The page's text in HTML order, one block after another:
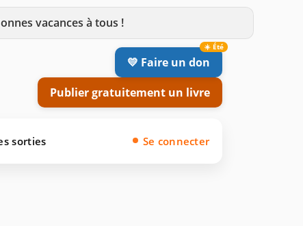
vacances à tous !
💛 Faire un don
Publier gratuitement un livre
sorties Se connecter